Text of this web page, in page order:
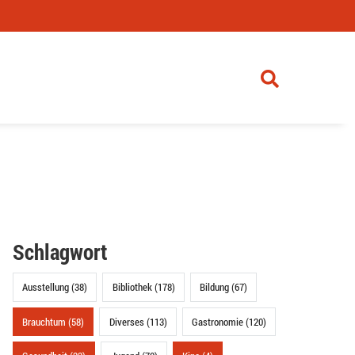
Schlagwort
Ausstellung (38) Bibliothek (178) Bildung (67)
Brauchtum (58) Diverses (113) Gastronomie (120)